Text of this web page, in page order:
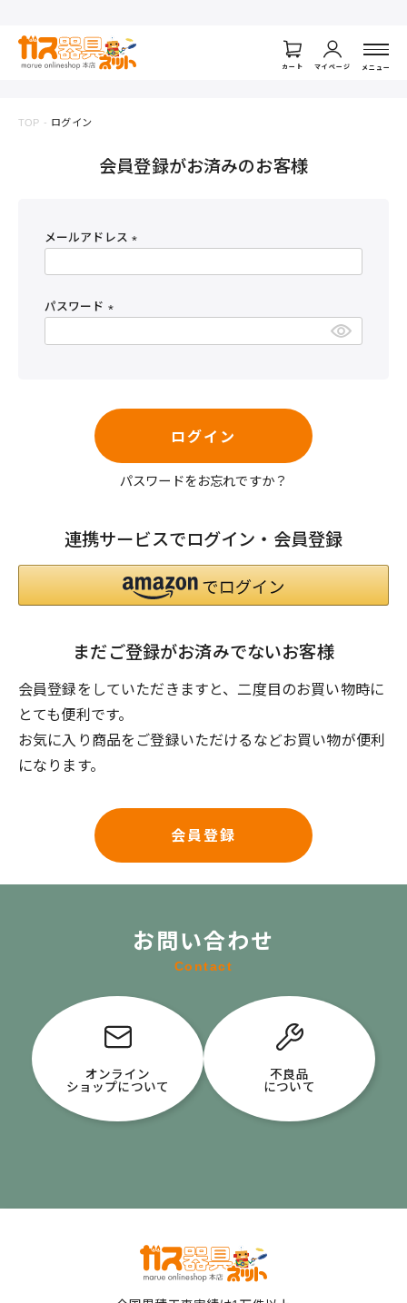
カート マイページ メニュー
TOP ログイン
会員登録がお済みのお客様
メールアドレス
パスワード
ログイン
パスワードをお忘れですか？
連携サービスでログイン・会員登録
まだご登録がお済みでないお客様
会員登録をしていただきますと、二度目のお買い物時に
とても便利です。
お気に入り商品をご登録いただけるなどお買い物が便利
になります。
会員登録
お問い合わせ
Contact
オンライン
ショップについて
不良品
について